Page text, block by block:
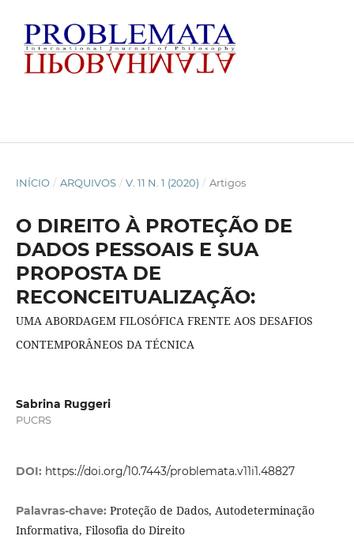
INÍCIO / ARQUIVOS / V. 11 N. 1 (2020) / Artigos
O DIREITO À PROTEÇÃO DE
DADOS PESSOAIS E SUA
PROPOSTA DE
RECONCEITUALIZAÇÃO:
UMA ABORDAGEM FILOSÓFICA FRENTE AOS DESAFIOS
CONTEMPORÂNEOS DA TÉCNICA
Sabrina Ruggeri
PUCRS
DOI: https://doi.org/10.7443/problemata.v11i1.48827
Palavras-chave: Proteção de Dados, Autodeterminação
Informativa, Filosofia do Direito